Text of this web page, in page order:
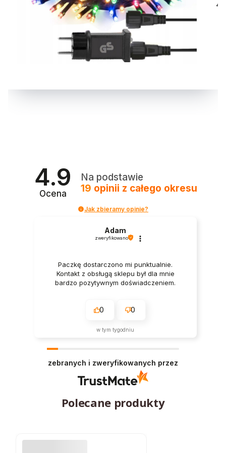
4.9
Ocena
Na podstawie
19 opinii z całego okresu
Jak zbieramy opinie?
Adam
zweryfikowano
Paczkę dostarczono mi punktualnie.
Kontakt z obsługą sklepu był dla mnie
bardzo pozytywnym doświadczeniem.
0 0
w tym tygodniu
zebranych i zweryfikowanych przez
Polecane produkty